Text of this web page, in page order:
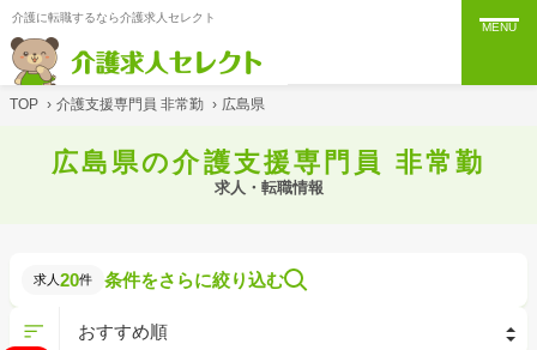
介護に転職するなら介護求人セレクト
MENU
TOP › 介護支援専門員 非常勤 › 広島県
広島県の介護支援専門員 非常勤
求人・転職情報
求人 20件 条件をさらに絞り込む